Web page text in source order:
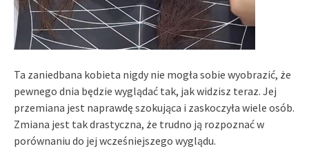
Ta zaniedbana kobieta nigdy nie mogła sobie wyobrazić, że
pewnego dnia będzie wyglądać tak, jak widzisz teraz. Jej
przemiana jest naprawdę szokująca i zaskoczyła wiele osób.
Zmiana jest tak drastyczna, że trudno ją rozpoznać w
porównaniu do jej wcześniejszego wyglądu.